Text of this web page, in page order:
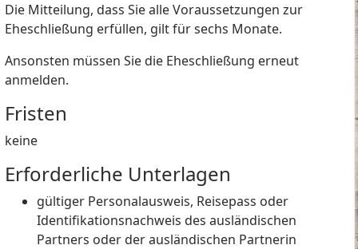
Die Mitteilung, dass Sie alle Voraussetzungen zur
Eheschließung erfüllen, gilt für sechs Monate.
Ansonsten müssen Sie die Eheschließung erneut
anmelden.
Fristen
keine
Erforderliche Unterlagen
gültiger Personalausweis, Reisepass oder
Identifikationsnachweis des ausländischen
Partners oder der ausländischen Partnerin